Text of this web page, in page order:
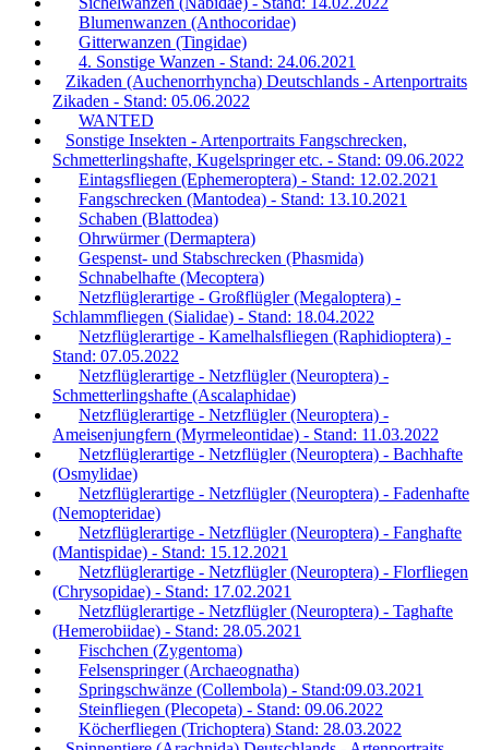
Blumenwanzen (Anthocoridae)
Gitterwanzen (Tingidae)
4. Sonstige Wanzen - Stand: 24.06.2021
Zikaden (Auchenorrhyncha) Deutschlands - Artenportraits
Zikaden - Stand: 05.06.2022
WANTED
Sonstige Insekten - Artenportraits Fangschrecken,
Schmetterlingshafte, Kugelspringer etc. - Stand: 09.06.2022
Eintagsfliegen (Ephemeroptera) - Stand: 12.02.2021
Fangschrecken (Mantodea) - Stand: 13.10.2021
Schaben (Blattodea)
Ohrwürmer (Dermaptera)
Gespenst- und Stabschrecken (Phasmida)
Schnabelhafte (Mecoptera)
Netzflüglerartige - Großflügler (Megaloptera) -
Schlammfliegen (Sialidae) - Stand: 18.04.2022
Netzflüglerartige - Kamelhalsfliegen (Raphidioptera) -
Stand: 07.05.2022
Netzflüglerartige - Netzflügler (Neuroptera) -
Schmetterlingshafte (Ascalaphidae)
Netzflüglerartige - Netzflügler (Neuroptera) -
Ameisenjungfern (Myrmeleontidae) - Stand: 11.03.2022
Netzflüglerartige - Netzflügler (Neuroptera) - Bachhafte
(Osmylidae)
Netzflüglerartige - Netzflügler (Neuroptera) - Fadenhafte
(Nemopteridae)
Netzflüglerartige - Netzflügler (Neuroptera) - Fanghafte
(Mantispidae) - Stand: 15.12.2021
Netzflüglerartige - Netzflügler (Neuroptera) - Florfliegen
(Chrysopidae) - Stand: 17.02.2021
Netzflüglerartige - Netzflügler (Neuroptera) - Taghafte
(Hemerobiidae) - Stand: 28.05.2021
Fischchen (Zygentoma)
Felsenspringer (Archaeognatha)
Springschwänze (Collembola) - Stand:09.03.2021
Steinfliegen (Plecopeta) - Stand: 09.06.2022
Köcherfliegen (Trichoptera) Stand: 28.03.2022